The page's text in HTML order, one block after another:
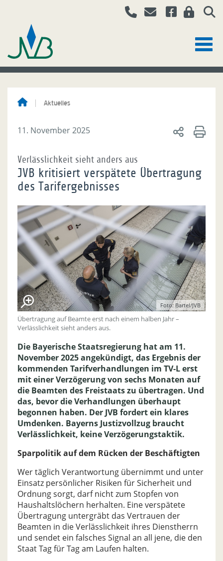
Aktuelles
11. November 2025
Verlässlichkeit sieht anders aus
JVB kritisiert verspätete Übertragung
des Tarifergebnisses
Foto: Bartel/JVB
Übertragung auf Beamte erst nach einem halben Jahr –
Verlässlichkeit sieht anders aus.
Die Bayerische Staatsregierung hat am 11.
November 2025 angekündigt, das Ergebnis der
kommenden Tarifverhandlungen im TV-L erst
mit einer Verzögerung von sechs Monaten auf
die Beamten des Freistaats zu übertragen. Und
das, bevor die Verhandlungen überhaupt
begonnen haben. Der JVB fordert ein klares
Umdenken. Bayerns Justizvollzug braucht
Verlässlichkeit, keine Verzögerungstaktik.
Sparpolitik auf dem Rücken der Beschäftigten
Wer täglich Verantwortung übernimmt und unter
Einsatz persönlicher Risiken für Sicherheit und
Ordnung sorgt, darf nicht zum Stopfen von
Haushaltslöchern herhalten. Eine verspätete
Übertragung untergräbt das Vertrauen der
Beamten in die Verlässlichkeit ihres Dienstherrn
und sendet ein falsches Signal an all jene, die den
Staat Tag für Tag am Laufen halten.